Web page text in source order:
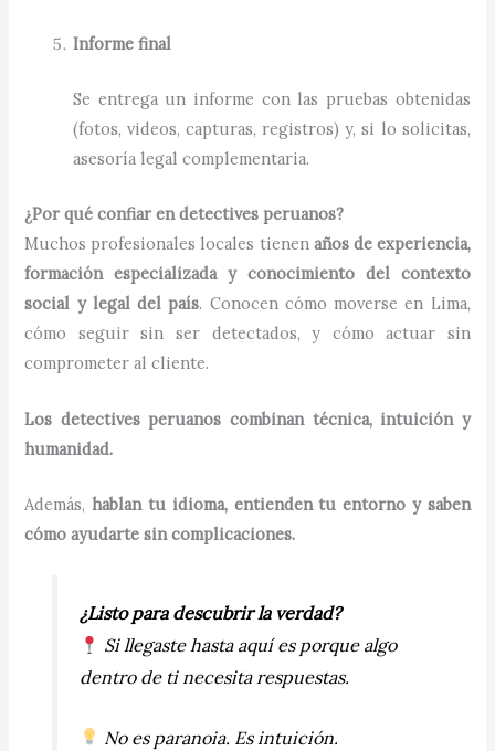
Informe final
Se entrega un informe con las pruebas obtenidas
(fotos, videos, capturas, registros) y, si lo solicitas,
asesoría legal complementaria.
¿Por qué confiar en detectives peruanos?
Muchos profesionales locales tienen años de experiencia,
formación especializada y conocimiento del contexto
social y legal del país. Conocen cómo moverse en Lima,
cómo seguir sin ser detectados, y cómo actuar sin
comprometer al cliente.
Los detectives peruanos combinan técnica, intuición y
humanidad.
Además,hablan tu idioma, entienden tu entorno y saben
cómo ayudarte sin complicaciones.
¿Listo para descubrir la verdad?
Si llegaste hasta aquí es porque algo
dentro de ti necesita respuestas.
No es paranoia. Es intuición.